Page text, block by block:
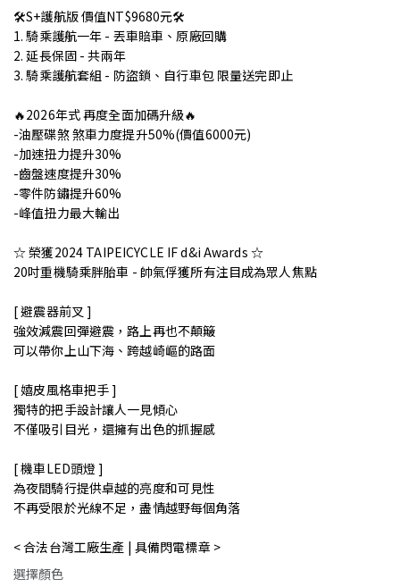
🛠️S+護航版 價值NT$9680元🛠️
1. 騎乘護航一年 - 丟車賠車、原廠回購
2. 延長保固 - 共兩年
3. 騎乘護航套組 - 防盜鎖、自行車包 限量送完即止
🔥2026年式 再度全面加碼升級🔥
-油壓碟煞 煞車力度提升50%(價值6000元)
-加速扭力提升30%
-齒盤速度提升30%
-零件防鏽提升60%
-峰值扭力最大輸出
☆ 榮獲2024 TAIPEICYCLE IF d&i Awards ☆
20吋重機騎乘胖胎車 - 帥氣俘獲所有注目成為眾人焦點
[ 避震器前叉 ]
強效減震回彈避震，路上再也不顛簸
可以帶你上山下海、跨越崎嶇的路面
[ 嬉皮風格車把手 ]
獨特的把手設計讓人一見傾心
不僅吸引目光，還擁有出色的抓握感
[ 機車LED頭燈 ]
為夜間騎行提供卓越的亮度和可見性
不再受限於光線不足，盡情越野每個角落
< 合法台灣工廠生產 | 具備閃電標章 >
選擇顏色